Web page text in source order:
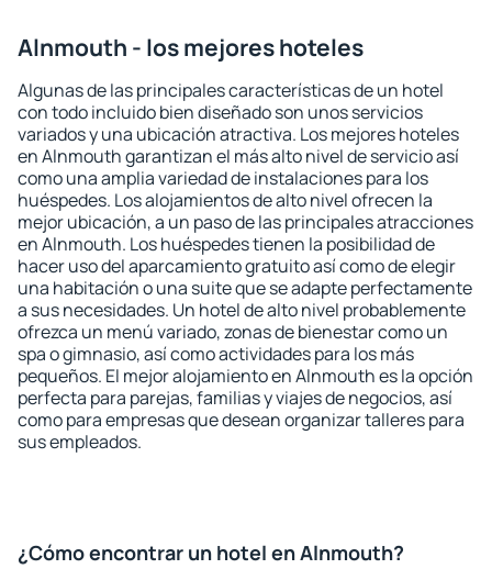
Alnmouth - los mejores hoteles
Algunas de las principales características de un hotel
con todo incluido bien diseñado son unos servicios
variados y una ubicación atractiva. Los mejores hoteles
en Alnmouth garantizan el más alto nivel de servicio así
como una amplia variedad de instalaciones para los
huéspedes. Los alojamientos de alto nivel ofrecen la
mejor ubicación, a un paso de las principales atracciones
en Alnmouth. Los huéspedes tienen la posibilidad de
hacer uso del aparcamiento gratuito así como de elegir
una habitación o una suite que se adapte perfectamente
a sus necesidades. Un hotel de alto nivel probablemente
ofrezca un menú variado, zonas de bienestar como un
spa o gimnasio, así como actividades para los más
pequeños. El mejor alojamiento en Alnmouth es la opción
perfecta para parejas, familias y viajes de negocios, así
como para empresas que desean organizar talleres para
sus empleados.
¿Cómo encontrar un hotel en Alnmouth?